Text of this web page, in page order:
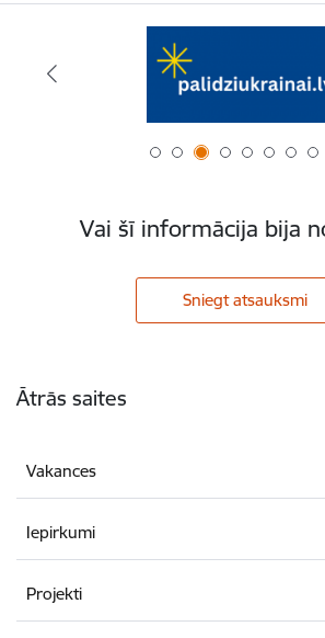
Vai šī informācija bija
Sniegt atsauksmi
Ātrās saites
Vakances
Iepirkumi
Projekti